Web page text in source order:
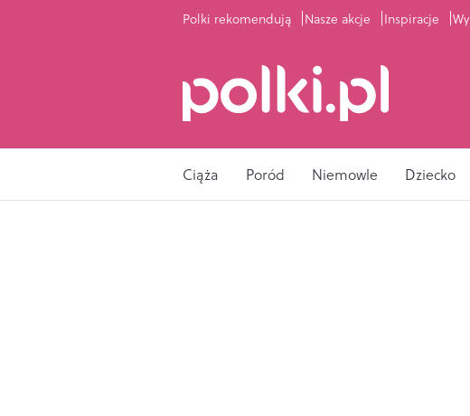
Polki rekomendują Nasze akcje Inspiracje
Ciąża Poród Niemowle Dziecko